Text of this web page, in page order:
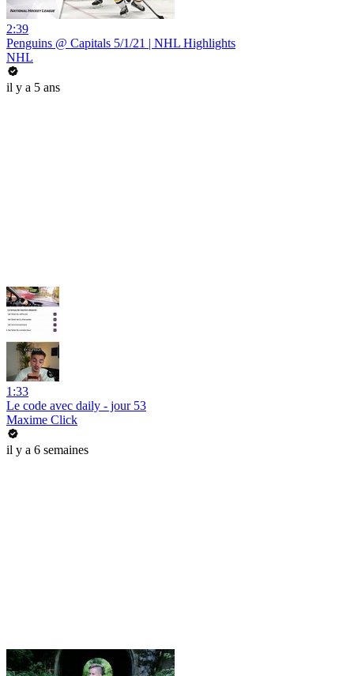
2:39
Penguins @ Capitals 5/1/21 | NHL Highlights
NHL
il y a 5 ans
1:33
Le code avec daily - jour 53
Maxime Click
il y a 6 semaines